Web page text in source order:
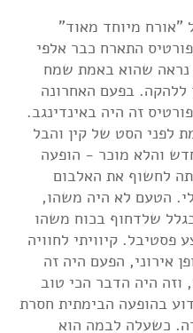
"אורח מיוחד מאוד"
התארח כבר אלפי
נראה שהוא באמת שמח
ללהקה. בפעם האחרונה
זה היה באינדינגב.
לפני הסט של קין והבל
והלא מוכר - הופעה
לחשוף את האלבום
הטעם לא היה משהו,
שלדחוף בכוח משהו
קיוויתי לחוויה
אירוני, הפעם היה זה
היה הדבר הכי טוב
בהופעה הבימתית חסרת
כשעלה לבמה הוא